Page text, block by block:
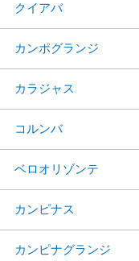
クイアバ
カンポグランジ
カラジャス
コルンバ
ベロオリゾンテ
カンピナス
カンピナグランジ